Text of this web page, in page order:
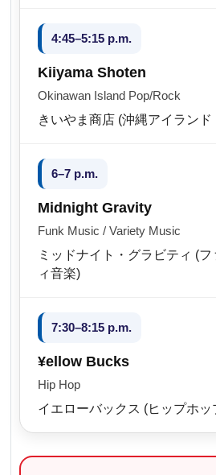
4:45–5:15 p.m.
Kiiyama Shoten
Okinawan Island Pop/Rock
きいやま商店 (沖縄アイラン
6–7 p.m.
Midnight Gravity
Funk Music / Variety Music
ミッドナイト・グラビティ (
ィ音楽)
7:30–8:15 p.m.
¥ellow Bucks
Hip Hop
イエローバックス (ヒップホッ